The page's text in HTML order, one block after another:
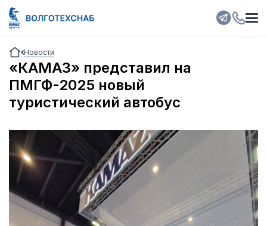
Новости
«КАМАЗ» представил на
ПМГФ-2025 новый
туристический автобус